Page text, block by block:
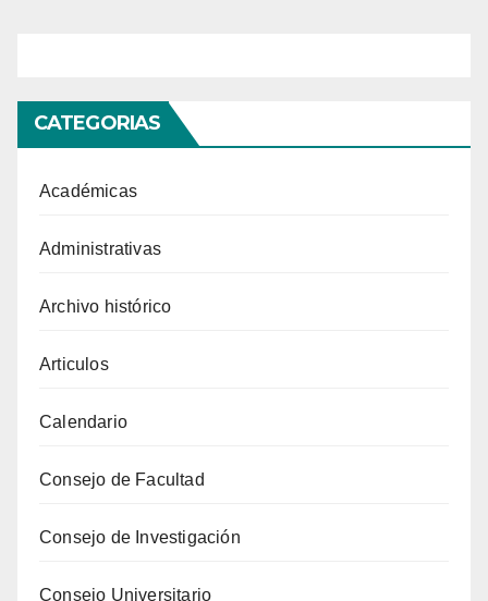
CATEGORIAS
Académicas
Administrativas
Archivo histórico
Articulos
Calendario
Consejo de Facultad
Consejo de Investigación
Consejo Universitario